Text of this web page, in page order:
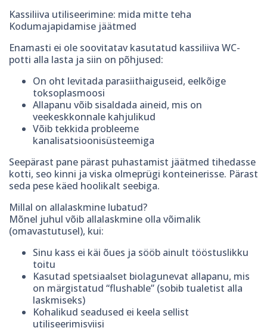
Kassiliiva utiliseerimine: mida mitte teha
Kodumajapidamise jäätmed
Enamasti ei ole soovitatav kasutatud kassiliiva WC-
potti alla lasta ja siin on põhjused:
On oht levitada parasiithaiguseid, eelkõige
toksoplasmoosi
Allapanu võib sisaldada aineid, mis on
veekeskkonnale kahjulikud
Võib tekkida probleeme
kanalisatsioonisüsteemiga
Seepärast pane pärast puhastamist jäätmed tihedasse
kotti, seo kinni ja viska olmeprügi konteinerisse. Pärast
seda pese käed hoolikalt seebiga.
Millal on allalaskmine lubatud?
Mõnel juhul võib allalaskmine olla võimalik
(omavastutusel), kui:
Sinu kass ei käi õues ja sööb ainult tööstuslikku
toitu
Kasutad spetsiaalset biolagunevat allapanu, mis
on märgistatud “flushable” (sobib tualetist alla
laskmiseks)
Kohalikud seadused ei keela sellist
utiliseerimisviisi